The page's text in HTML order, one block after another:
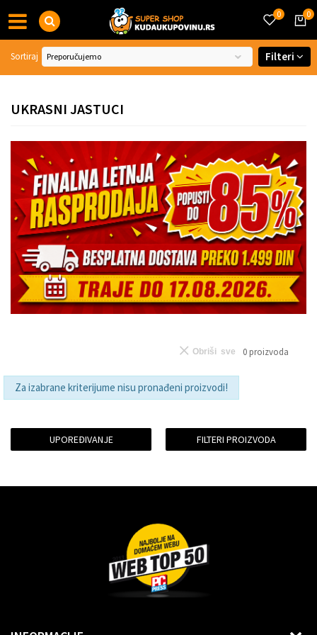
0
0
UKRASNI JASTUCI
Sortiraj Filteri
0 proizvoda
Obriši sve
Za izabrane kriterijume nisu pronađeni proizvodi!
UPOREĐIVANJE FILTERI PROIZVODA